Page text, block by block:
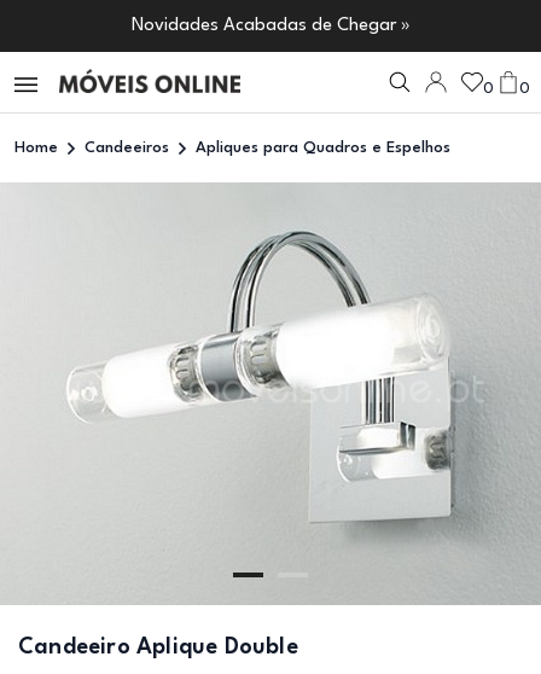
Novidades Acabadas de Chegar »
0 0
Home Candeeiros Apliques para Quadros e Espelhos
Candeeiro Aplique Double